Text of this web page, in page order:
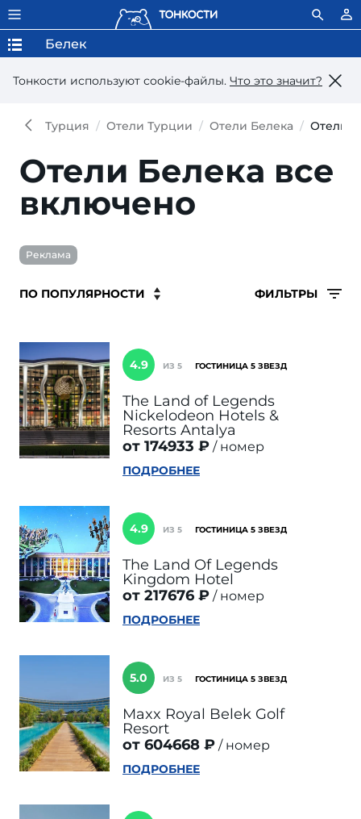
Тонкости используют сookie-файлы. Что это значит?
Белек
Турция Отели Турции Отели Белека Отели
Отели Белека все
включено
Реклама
ФИЛЬТРЫ
4.9 ИЗ 5 ГОСТИНИЦА 5 ЗВЕЗД
The Land of Legends
Nickelodeon Hotels &
Resorts Antalya
от 174933 ₽
номер
ПОДРОБНЕЕ
4.9 ИЗ 5 ГОСТИНИЦА 5 ЗВЕЗД
The Land Of Legends
Kingdom Hotel
от 217676 ₽
номер
ПОДРОБНЕЕ
5.0 ИЗ 5 ГОСТИНИЦА 5 ЗВЕЗД
Maxx Royal Belek Golf
Resort
от 604668 ₽
номер
ПОДРОБНЕЕ